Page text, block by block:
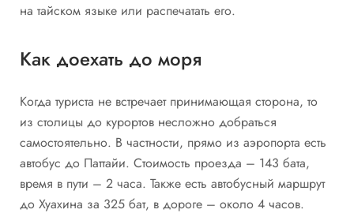
на тайском языке или распечатать его.
Как доехать до моря
Когда туриста не встречает принимающая сторона, то
из столицы до курортов несложно добраться
самостоятельно. В частности, прямо из аэропорта есть
автобус до Паттайи. Стоимость проезда – 143 бата,
время в пути – 2 часа. Также есть автобусный маршрут
до Хуахина за 325 бат, в дороге – около 4 часов.